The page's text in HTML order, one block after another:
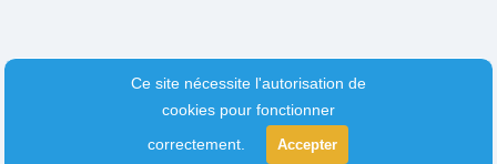
Ce site nécessite l'autorisation de
cookies pour fonctionner
correctement.
Accepter